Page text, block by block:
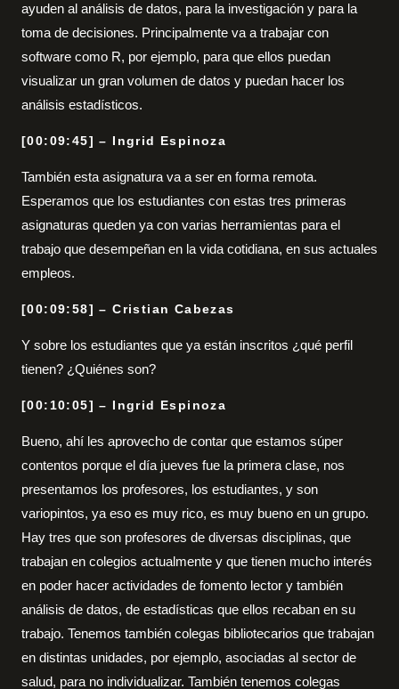
ayuden al análisis de datos, para la investigación y para la
toma de decisiones. Principalmente va a trabajar con
software como R, por ejemplo, para que ellos puedan
visualizar un gran volumen de datos y puedan hacer los
análisis estadísticos.
[00:09:45] – Ingrid Espinoza
También esta asignatura va a ser en forma remota.
Esperamos que los estudiantes con estas tres primeras
asignaturas queden ya con varias herramientas para el
trabajo que desempeñan en la vida cotidiana, en sus actuales
empleos.
[00:09:58] – Cristian Cabezas
Y sobre los estudiantes que ya están inscritos ¿qué perfil
tienen? ¿Quiénes son?
[00:10:05] – Ingrid Espinoza
Bueno, ahí les aprovecho de contar que estamos súper
contentos porque el día jueves fue la primera clase, nos
presentamos los profesores, los estudiantes, y son
variopintos, ya eso es muy rico, es muy bueno en un grupo.
Hay tres que son profesores de diversas disciplinas, que
trabajan en colegios actualmente y que tienen mucho interés
en poder hacer actividades de fomento lector y también
análisis de datos, de estadísticas que ellos recaban en su
trabajo. Tenemos también colegas bibliotecarios que trabajan
en distintas unidades, por ejemplo, asociadas al sector de
salud, para no individualizar. También tenemos colegas